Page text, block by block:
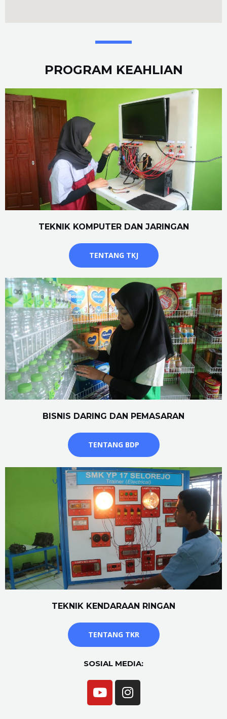
PROGRAM KEAHLIAN
TEKNIK KOMPUTER DAN JARINGAN
TENTANG TKJ
BISNIS DARING DAN PEMASARAN
TENTANG BDP
TEKNIK KENDARAAN RINGAN
TENTANG TKR
SOSIAL MEDIA: